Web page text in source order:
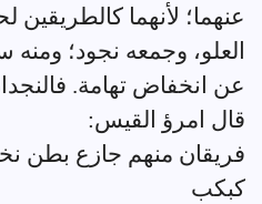
عنهما؛ لأنهما كالطريقين
العلو، وجمعه نجود؛
عن انخفاض تهامة.
قال امرؤ القيس:
فريقان منهم جازع بطن
كبكب